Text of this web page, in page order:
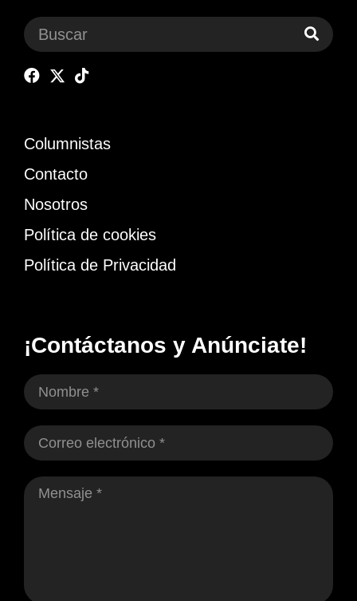
Columnistas
Contacto
Nosotros
Política de cookies
Política de Privacidad
¡Contáctanos y Anúnciate!